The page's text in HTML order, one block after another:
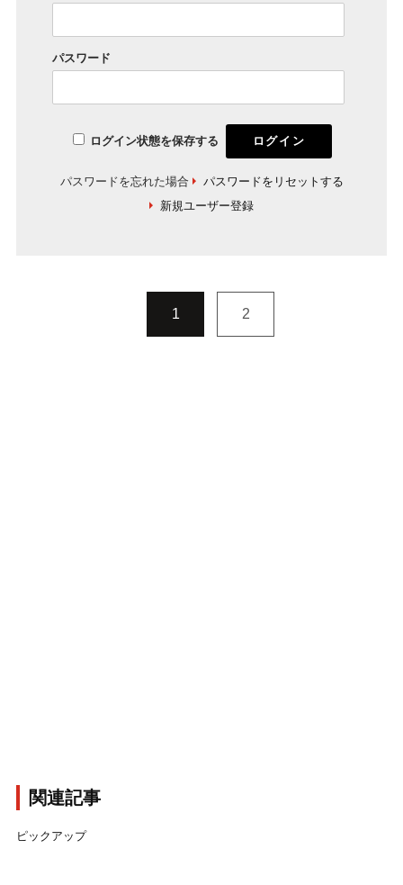
パスワード
ログイン状態を保存する
パスワードを忘れた場合
パスワードをリセットする
新規ユーザー登録
1 2
関連記事
ピックアップ